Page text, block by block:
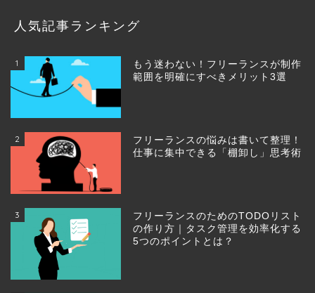
人気記事ランキング
1
もう迷わない！フリーランスが制作
範囲を明確にすべきメリット3選
2
フリーランスの悩みは書いて整理！
仕事に集中できる「棚卸し」思考術
3
フリーランスのためのTODOリスト
の作り方｜タスク管理を効率化する
5つのポイントとは？